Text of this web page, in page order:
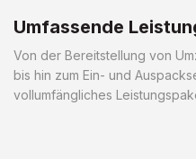
Umfassende
Von der Bereitstellung von
bis hin zum Ein- und
vollumfängliches